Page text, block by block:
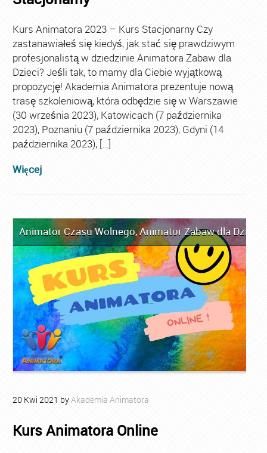
Kurs Animatora 2023 – Kurs Stacjonarny Czy
zastanawiałeś się kiedyś, jak stać się prawdziwym
profesjonalistą w dziedzinie Animatora Zabaw dla
Dzieci? Jeśli tak, to mamy dla Ciebie wyjątkową
propozycję! Akademia Animatora prezentuje nową
trasę szkoleniową, która odbędzie się w Warszawie
(30 września 2023), Katowicach (7 października
2023), Poznaniu (7 października 2023), Gdyni (14
października 2023), […]
Więcej
Animator Czasu Wolnego,Animator Zabaw dla Dzieci
20 Kwi 2021 byAkademia Animatora
Kurs Animatora Online